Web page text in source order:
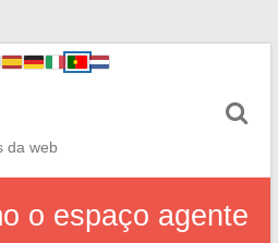
da web
o espaço agente